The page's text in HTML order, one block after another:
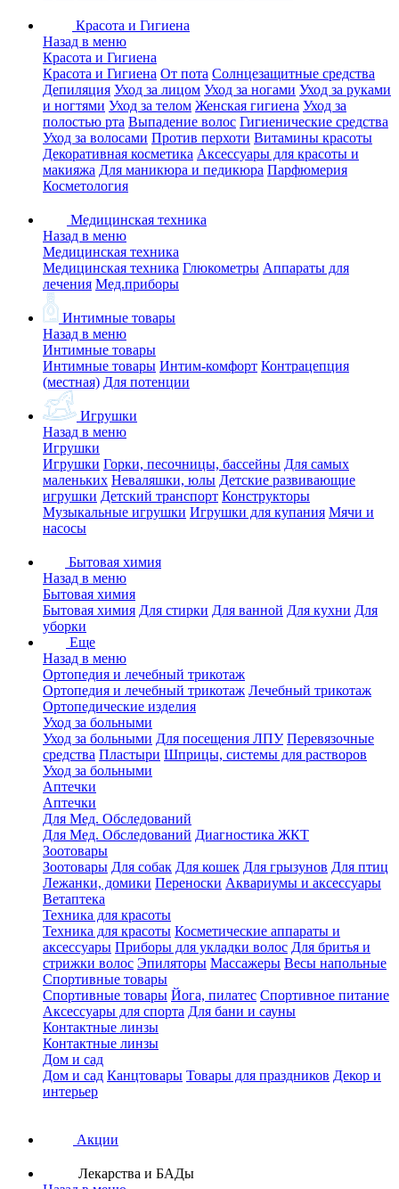
Красота и Гигиена
Назад в меню
Красота и Гигиена
Красота и Гигиена От пота Солнцезащитные средства
Депиляция Уход за лицом Уход за ногами Уход за руками
и ногтями Уход за телом Женская гигиена Уход за
полостью рта Выпадение волос Гигиенические средства
Уход за волосами Против перхоти Витамины красоты
Декоративная косметика Аксессуары для красоты и
макияжа Для маникюра и педикюра Парфюмерия
Косметология
Медицинская техника
Назад в меню
Медицинская техника
Медицинская техника Глюкометры Аппараты для
лечения Мед.приборы
Интимные товары
Назад в меню
Интимные товары
Интимные товары Интим-комфорт Контрацепция
(местная) Для потенции
Игрушки
Назад в меню
Игрушки
Игрушки Горки, песочницы, бассейны Для самых
маленьких Неваляшки, юлы Детские развивающие
игрушки Детский транспорт Конструкторы
Музыкальные игрушки Игрушки для купания Мячи и
насосы
Бытовая химия
Назад в меню
Бытовая химия
Бытовая химия Для стирки Для ванной Для кухни Для
уборки
Еще
Назад в меню
Ортопедия и лечебный трикотаж
Ортопедия и лечебный трикотаж Лечебный трикотаж
Ортопедические изделия
Уход за больными
Уход за больными Для посещения ЛПУ Перевязочные
средства Пластыри Шприцы, системы для растворов
Уход за больными
Аптечки
Аптечки
Для Мед. Обследований
Для Мед. Обследований Диагностика ЖКТ
Зоотовары
Зоотовары Для собак Для кошек Для грызунов Для птиц
Лежанки, домики Переноски Аквариумы и аксессуары
Ветаптека
Техника для красоты
Техника для красоты Косметические аппараты и
аксессуары Приборы для укладки волос Для бритья и
стрижки волос Эпиляторы Массажеры Весы напольные
Спортивные товары
Спортивные товары Йога, пилатес Спортивное питание
Аксессуары для спорта Для бани и сауны
Контактные линзы
Контактные линзы
Дом и сад
Дом и сад Канцтовары Товары для праздников Декор и
интерьер
Акции
Лекарства и БАДы